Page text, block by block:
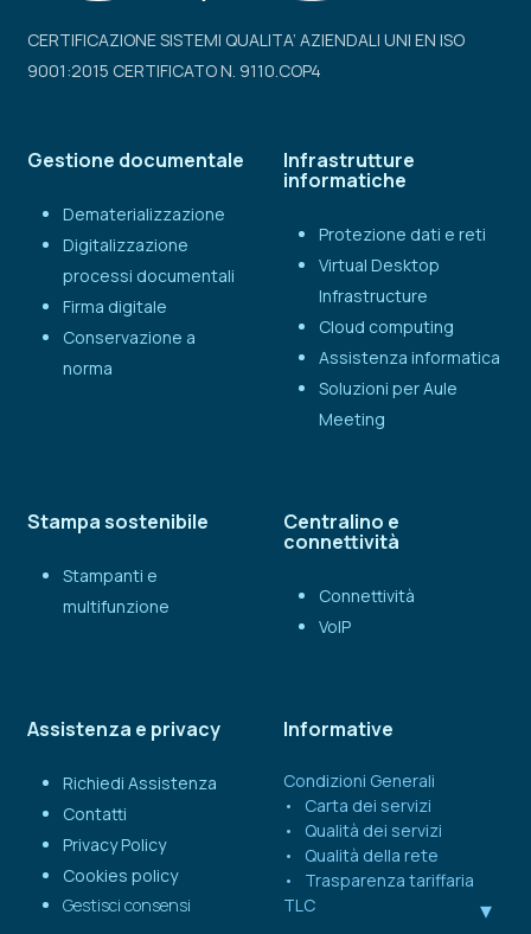
CERTIFICAZIONE SISTEMI QUALITA’ AZIENDALI UNI EN ISO
9001:2015 CERTIFICATO N. 9110.COP4
Gestione documentale
Dematerializzazione
Digitalizzazione
processi documentali
Firma digitale
Conservazione a
norma
Infrastrutture
informatiche
Protezione dati e reti
Virtual Desktop
Infrastructure
Cloud computing
Assistenza informatica
Soluzioni per Aule
Meeting
Stampa sostenibile
Stampanti e
multifunzione
Centralino e
connettività
Connettività
VoIP
Assistenza e privacy
Richiedi Assistenza
Contatti
Privacy Policy
Cookies policy
Gestisci consensi
Informative
Condizioni Generali
Carta dei servizi
Qualità dei servizi
Qualità della rete
Trasparenza tariffaria
TLC